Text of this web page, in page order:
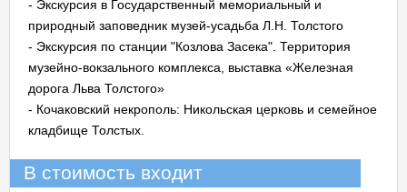
- Экскурсия в Государственный мемориальный и
природный заповедник музей-усадьба Л.Н. Толстого
- Экскурсия по станции "Козлова Засека". Территория
музейно-вокзального комплекса, выставка «Железная
дорога Льва Толстого»
- Кочаковский некрополь: Никольская церковь и семейное
кладбище Толстых.
В стоимость входит